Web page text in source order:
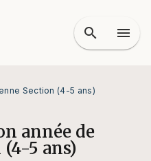
search menu
Section (4-5 ans)
année de
5 ans)